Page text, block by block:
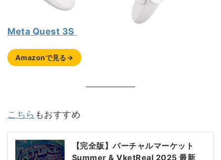
Meta Quest 3S
Amazonで見る→
こちら もおすすめ
【完全版】バーチャルマーケット
Summer & VketReal 2025 最新